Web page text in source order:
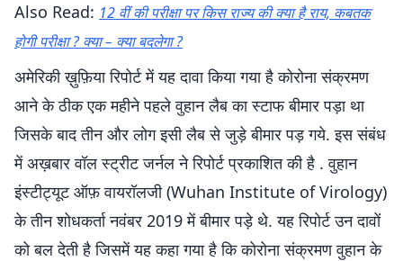
Also Read: 12 वीं की परीक्षा पर किस राज्य की क्या है राय, कबतक
होगी परीक्षा ? क्या – क्या बदलेगा ?
अमेरिकी ख़ुफ़िया रिपोर्ट में यह दावा किया गया है कोरोना संक्रमण
आने के ठीक एक महीने पहले वुहान लैब का स्टाफ बीमार पड़ा था
जिसके बाद तीन और लोग इसी लैब से जुड़े बीमार पड़ गये. इस संबंध
में अख़बार वॉल स्ट्रीट जर्नल ने रिपोर्ट प्रकाशित की है . वुहान
इंस्टीट्यूट ऑफ़ वायरॉलजी (Wuhan Institute of Virology)
के तीन शोधकर्ता नवंबर 2019 में बीमार पड़े थे. यह रिपोर्ट उन दावों
को बल देती है जिसमें यह कहा गया है कि कोरोना संक्रमण वुहान के